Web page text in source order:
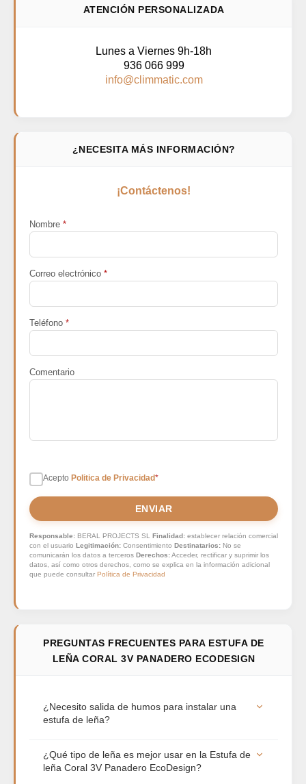
ATENCIÓN PERSONALIZADA
Lunes a Viernes 9h-18h
936 066 999
info@climmatic.com
¿NECESITA MÁS INFORMACIÓN?
¡Contáctenos!
Nombre *
Correo electrónico *
Teléfono *
Comentario
Acepto Politica de Privacidad*
ENVIAR
Responsable: BERAL PROJECTS SL Finalidad: establecer relación comercial
con el usuario Legitimación: Consentimiento Destinatarios: No se
comunicarán los datos a terceros Derechos:Acceder, rectificar y suprimir los
datos, así como otros derechos, como se explica en la información adicional
que puede consultar Política de Privacidad
PREGUNTAS FRECUENTES PARA ESTUFA DE
LEÑA CORAL 3V PANADERO ECODESIGN
¿Necesito salida de humos para instalar una
estufa de leña?
necesita una salida de humos con tubo
homologado que evacue los gases hacia el
¿Qué tipo de leña es mejor usar en la Estufa de
leña Coral 3V Panadero EcoDesign?